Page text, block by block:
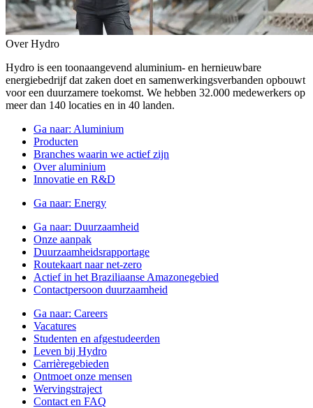
Over Hydro
Hydro is een toonaangevend aluminium- en hernieuwbare
energiebedrijf dat zaken doet en samenwerkingsverbanden opbouwt
voor een duurzamere toekomst. We hebben 32.000 medewerkers op
meer dan 140 locaties en in 40 landen.
Ga naar: Aluminium
Producten
Branches waarin we actief zijn
Over aluminium
Innovatie en R&D
Ga naar: Energy
Ga naar: Duurzaamheid
Onze aanpak
Duurzaamheidsrapportage
Routekaart naar net-zero
Actief in het Braziliaanse Amazonegebied
Contactpersoon duurzaamheid
Ga naar: Careers
Vacatures
Studenten en afgestudeerden
Leven bij Hydro
Carrièregebieden
Ontmoet onze mensen
Wervingstraject
Contact en FAQ